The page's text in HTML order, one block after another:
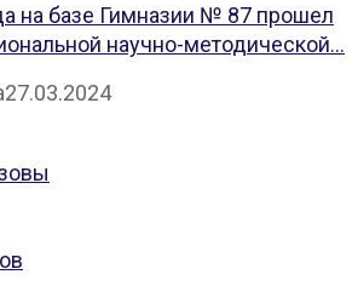
на базе Гимназии № 87 прошел
научно-методической...
27.03.2024